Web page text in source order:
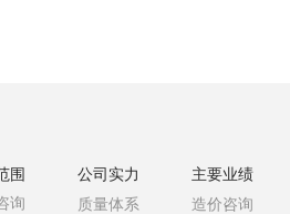
围
询
公司实力
质量体系
主要业绩
造价咨询